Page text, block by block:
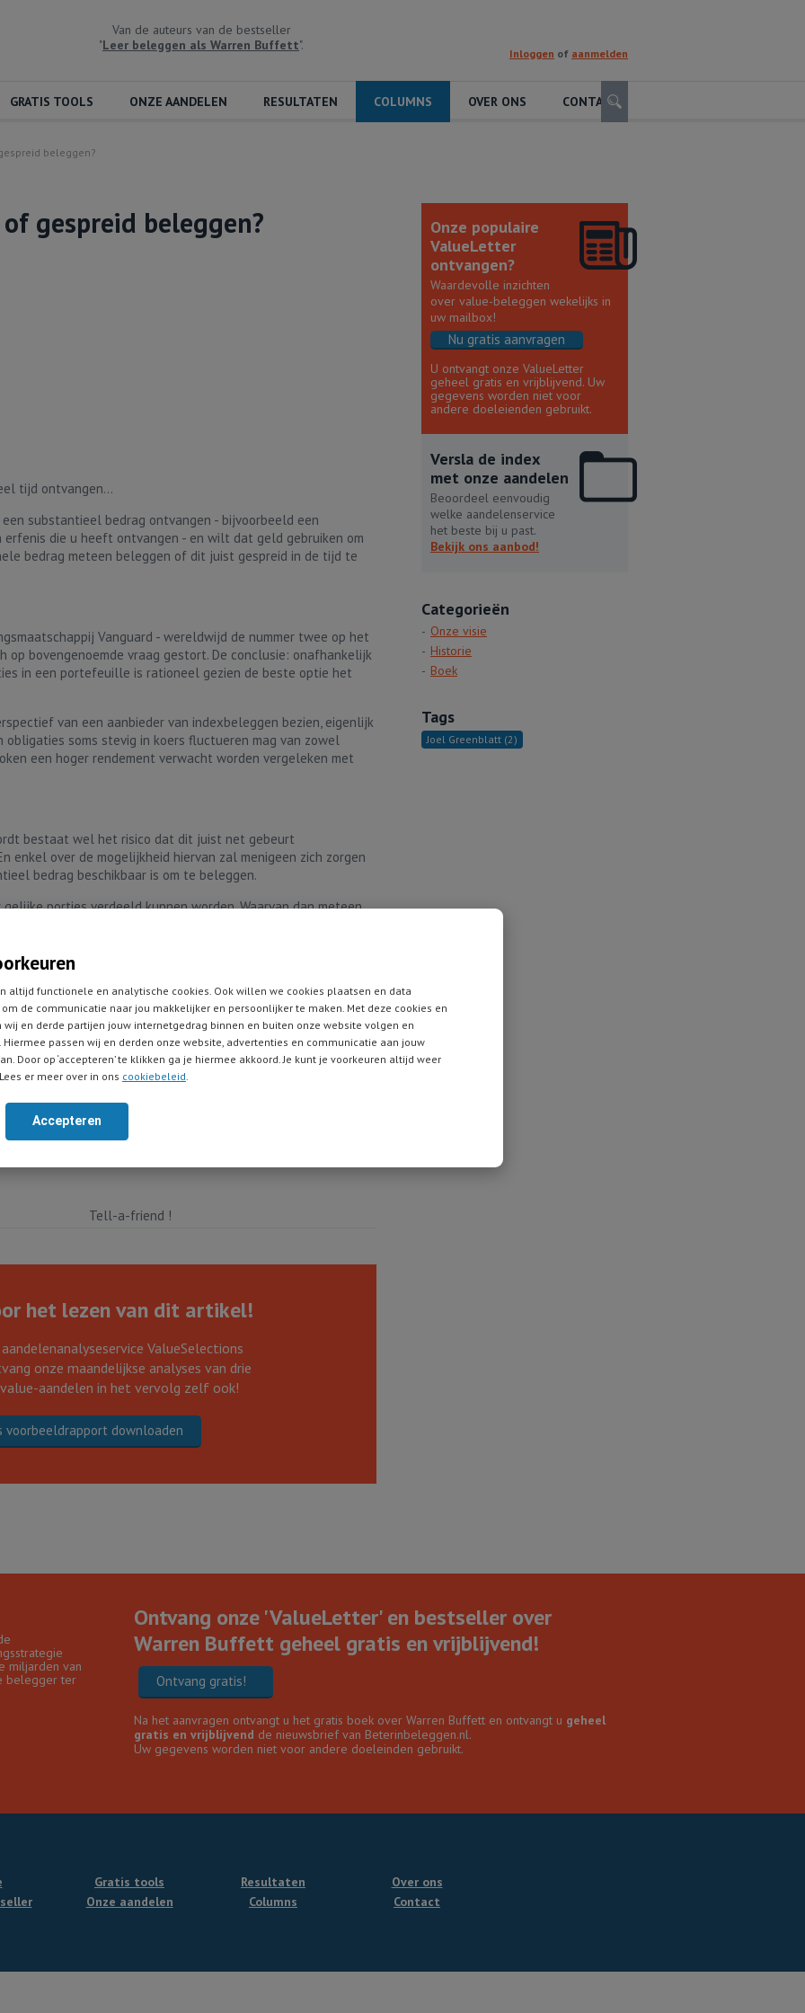
altijd functionele en analytische cookies. Ook willen we cookies plaatsen en data
de communicatie naar jou makkelijker en persoonlijker te maken. Met deze cookies en
wij en derde partijen jouw internetgedrag binnen en buiten onze website volgen en
Hiermee passen wij en derden onze website, advertenties en communicatie aan jouw
Door op ‘accepteren’ te klikken ga je hiermee akkoord. Je kunt je voorkeuren altijd weer
er meer over in ons cookiebeleid.
Accepteren
Van de auteurs van de bestseller
"Leer beleggen als Warren Buffett".
Inloggen of aanmelden
GRATIS TOOLS ONZE AANDELEN RESULTATEN COLUMNS OVER ONS CONTACT
Zoeken
beleggen?
gespreid beleggen?
tijd ontvangen...
substantieel bedrag ontvangen - bijvoorbeeld een
erfenis die u heeft ontvangen - en wilt dat geld gebruiken om
bedrag meteen beleggen of dit juist gespreid in de tijd te
Vanguard - wereldwijd de nummer twee op het
op bovengenoemde vraag gestort. De conclusie: onafhankelijk
in een portefeuille is rationeel gezien de beste optie het
van een aanbieder van indexbeleggen bezien, eigenlijk
soms stevig in koers fluctueren mag van zowel
een hoger rendement verwacht worden vergeleken met
bestaat wel het risico dat dit juist net gebeurt
enkel over de mogelijkheid hiervan zal menigeen zich zorgen
bedrag beschikbaar is om te beleggen.
porties verdeeld kunnen worden. Waarvan dan meteen
een kwart wordt belegd. In dit geval zal menig belegger
koersontwikkeling op korte termijn. Het is een uitruil
heel wat beleggers best rationeel te noemen is.
wel nadrukkelijk op dat beleggers in geval van spreiding
periode nemen. Maximaal een jaar. Dit omdat anders te veel
ons in deze conclusie prima vinden.
het rapport
Tell-a-friend !
het lezen van dit artikel!
ValueSelections
onze maandelijkse analyses van drie
aandelen in het vervolg zelf ook!
voorbeeldrapport downloaden
Onze populaire
ValueLetter
ontvangen?
Waardevolle inzichten
over value-beleggen wekelijks in
uw mailbox!
Nu gratis aanvragen
U ontvangt onze ValueLetter
geheel gratis en vrijblijvend. Uw
gegevens worden niet voor
andere doeleienden gebruikt.
Versla de index
met onze aandelen
Beoordeel eenvoudig
welke aandelenservice
het beste bij u past.
Bekijk ons aanbod!
Categorieën
Onze visie
Historie
Boek
Tags
Joel Greenblatt (2)
miljarden van
belegger ter
Ontvang onze 'ValueLetter' en bestseller over
Warren Buffett geheel gratis en vrijblijvend!
Ontvang gratis!
Na het aanvragen ontvangt u het gratis boek over Warren Buffett en ontvangt u geheel
gratis en vrijblijvend de nieuwsbrief van Beterinbeleggen.nl.
Uw gegevens worden niet voor andere doeleinden gebruikt.
Gratis tools
Onze aandelen
Resultaten
Columns
Over ons
Contact